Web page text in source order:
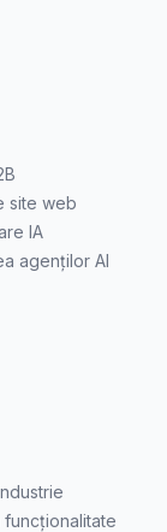
site web
IA
agenților AI
funcționalitate